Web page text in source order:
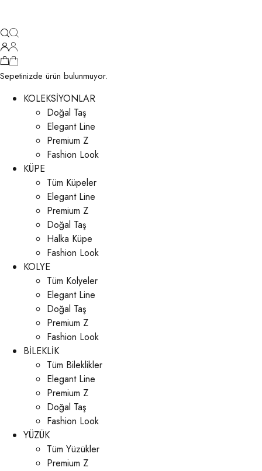
Sepetinizde ürün bulunmuyor.
KOLEKSİYONLAR
Doğal Taş
Elegant Line
Premium Z
Fashion Look
KÜPE
Tüm Küpeler
Elegant Line
Premium Z
Doğal Taş
Halka Küpe
Fashion Look
KOLYE
Tüm Kolyeler
Elegant Line
Doğal Taş
Premium Z
Fashion Look
BİLEKLİK
Tüm Bileklikler
Elegant Line
Premium Z
Doğal Taş
Fashion Look
YÜZÜK
Tüm Yüzükler
Premium Z